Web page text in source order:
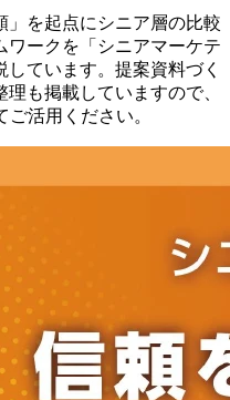
を起点にシニア層の比較
ワークを「シニアマーケテ
ています。提案資料づく
も掲載していますので、
活用ください。